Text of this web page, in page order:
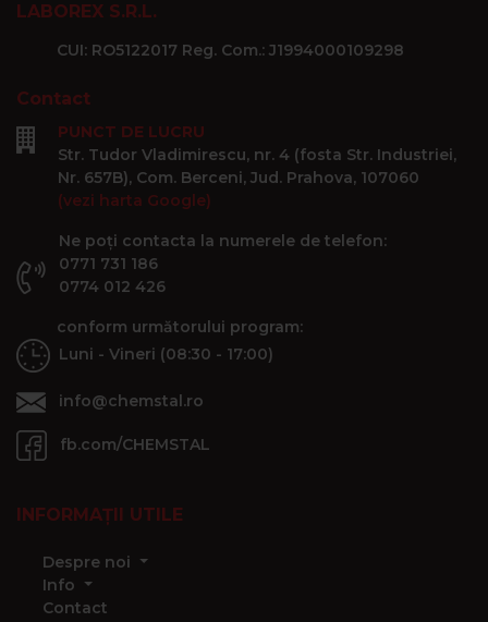
LABOREX S.R.L.
CUI: RO5122017 Reg. Com.: J1994000109298
Contact
PUNCT DE LUCRU
Str. Tudor Vladimirescu, nr. 4 (fosta Str. Industriei,
Nr. 657B), Com. Berceni, Jud. Prahova, 107060
(vezi harta Google)
Ne poți contacta la numerele de telefon:
0771 731 186
0774 012 426
conform următorului program:
Luni - Vineri (08:30 - 17:00)
info@chemstal.ro
fb.com/CHEMSTAL
INFORMAȚII UTILE
Despre noi
Info
Contact